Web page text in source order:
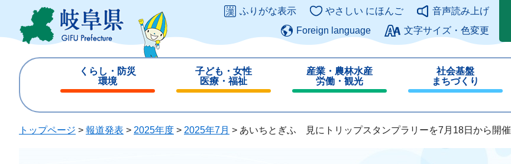
ジ
ュ
このページの本文へ
ふりがな表示 やさしい にほんご
音声読み上げ
Foreign language
文字サイズ・色変更
くらし・防災
環境
じ
子ども・女性
医療・福祉
じ
る
産業・農林水産
労働・観光
じ
社会基盤
まちづくり
じ
る
トップページ > 報道発表 > 2025年度 > 2025年7月 > あいちとぎふ 見にトリップスタンプラリーを7月18日から開催